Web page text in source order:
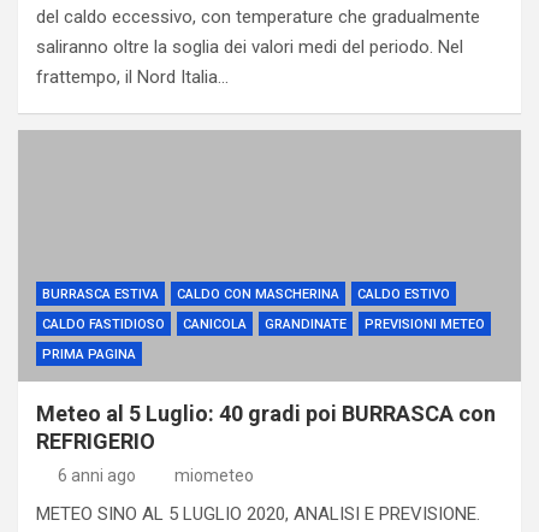
del caldo eccessivo, con temperature che gradualmente
saliranno oltre la soglia dei valori medi del periodo. Nel
frattempo, il Nord Italia…
BURRASCA ESTIVA CALDO CON MASCHERINA
CALDO ESTIVO
CALDO FASTIDIOSO
CANICOLA GRANDINATE
PREVISIONI METEO
PRIMA PAGINA
Meteo al 5 Luglio: 40 gradi poi BURRASCA con
REFRIGERIO
6 anni ago miometeo
METEO SINO AL 5 LUGLIO 2020, ANALISI E PREVISIONE.